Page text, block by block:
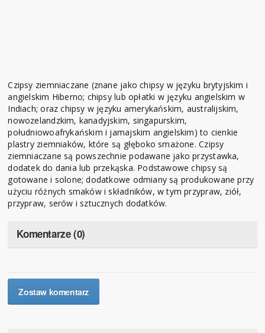
Czipsy ziemniaczane (znane jako chipsy w języku brytyjskim i
angielskim Hiberno; chipsy lub opłatki w języku angielskim w
Indiach; oraz chipsy w języku amerykańskim, australijskim,
nowozelandzkim, kanadyjskim, singapurskim,
południowoafrykańskim i jamajskim angielskim) to cienkie
plastry ziemniaków, które są głęboko smażone. Czipsy
ziemniaczane są powszechnie podawane jako przystawka,
dodatek do dania lub przekąska. Podstawowe chipsy są
gotowane i solone; dodatkowe odmiany są produkowane przy
użyciu różnych smaków i składników, w tym przypraw, ziół,
przypraw, serów i sztucznych dodatków.
Komentarze (0)
Zostaw komentarz